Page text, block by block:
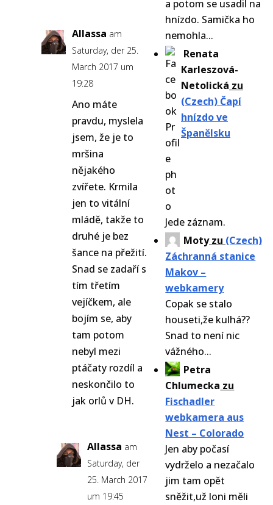
a potom se usadil na
hnízdo. Samička ho
nemohla...
Renata
Karleszová-
Netolická zu
(Czech) Čapí
hnízdo ve
Španělsku
Jede záznam.
Motyzu (Czech)
Záchranná stanice
Makov –
webkamery
Copak se stalo
houseti,že kulhá??
Snad to není nic
vážného...
Petra
Chlumecka zu
Fischadler
webkamera aus
Nest – Colorado
Jen aby počasí
vydrželo a nezačalo
jim tam opět
sněžit,už loni měli
Allassa am
Saturday, der 25.
March 2017 um
19:28
Ano máte
pravdu, myslela
jsem, že je to
mršina
nějakého
zvířete. Krmila
jen to vitální
mládě, takže to
druhé je bez
šance na přežití.
Snad se zadaří s
tím třetím
vejíčkem, ale
bojím se, aby
tam potom
nebyl mezi
ptáčaty rozdíl a
neskončilo to
jak orlů v DH.
Allassa am
Saturday, der
25. March 2017
um 19:45